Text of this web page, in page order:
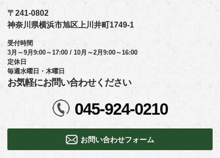
〒241-0802
神奈川県横浜市旭区上川井町1749-1
受付時間
3月～9月9:00～17:00 / 10月～2月9:00～16:00
定休日
毎週水曜日・木曜日
お気軽にお問い合わせください
045-924-0210
お問い合わせフォーム